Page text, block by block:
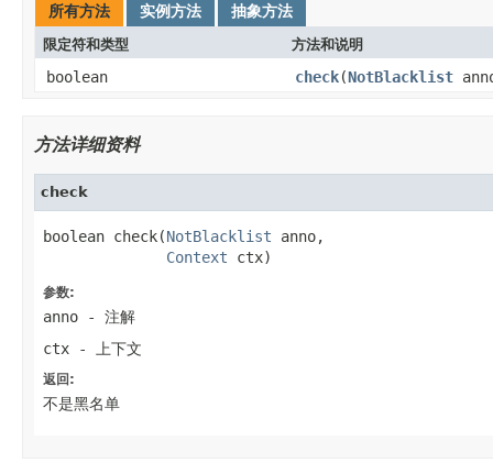
所有方法 实例方法 抽象方法
限定符和类型 方法和说明
boolean check(NotBlacklist
方法详细资料
check
boolean check(NotBlacklist anno,
Context ctx)
参数:
anno - 注解
ctx - 上下文
返回:
不是黑名单